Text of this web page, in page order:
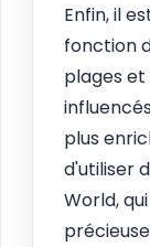
Enfin, il
fonction
plages
plus
d'utiliser
World,